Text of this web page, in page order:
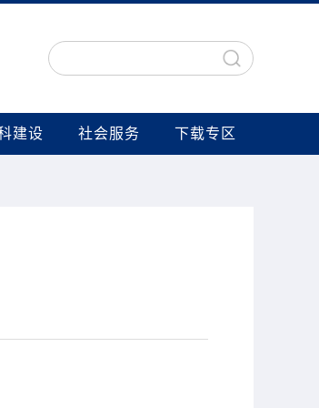
建设 社会服务 下载专区